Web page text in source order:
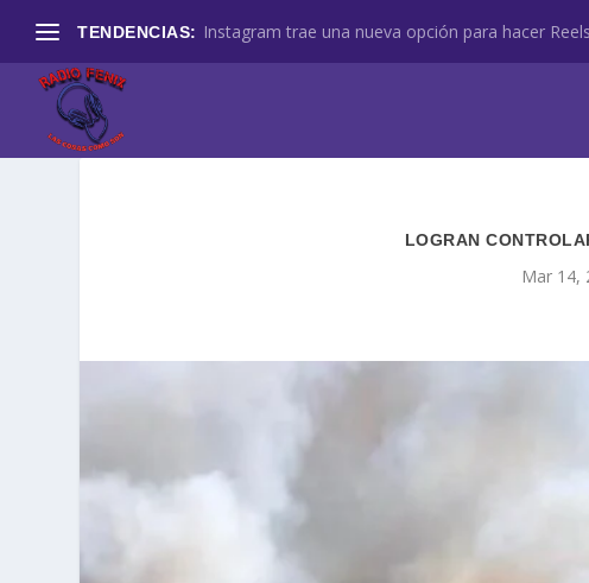
TENDENCIAS: Instagram trae una nueva opción para hacer
LOGRAN
Mar 14,